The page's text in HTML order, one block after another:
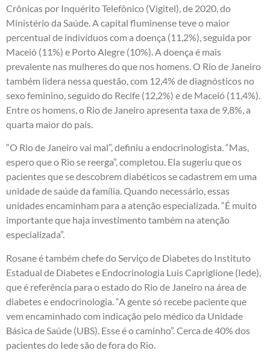
Crônicas por Inquérito Telefônico (Vigitel), de 2020, do
Ministério da Saúde. A capital fluminense teve o maior
percentual de indivíduos com a doença (11,2%), seguida por
Maceió (11%) e Porto Alegre (10%). A doença é mais
prevalente nas mulheres do que nos homens. O Rio de Janeiro
também lidera nessa questão, com 12,4% de diagnósticos no
sexo feminino, seguido do Recife (12,2%) e de Maceió (11,4%).
Entre os homens, o Rio de Janeiro apresenta taxa de 9,8%, a
quarta maior do país.
“O Rio de Janeiro vai mal”, definiu a endocrinologista. “Mas,
espero que o Rio se reerga”, completou. Ela sugeriu que os
pacientes que se descobrem diabéticos se cadastrem em uma
unidade de saúde da família. Quando necessário, essas
unidades encaminham para a atenção especializada. “É muito
importante que haja investimento também na atenção
especializada”.
Rosane é também chefe do Serviço de Diabetes do Instituto
Estadual de Diabetes e Endocrinologia Luis Capriglione (Iede),
que é referência para o estado do Rio de Janeiro na área de
diabetes e endocrinologia. “A gente só recebe paciente que
vem encaminhado com indicação pelo médico da Unidade
Básica de Saúde (UBS). Esse é o caminho”. Cerca de 40% dos
pacientes do Iede são de fora do Rio.